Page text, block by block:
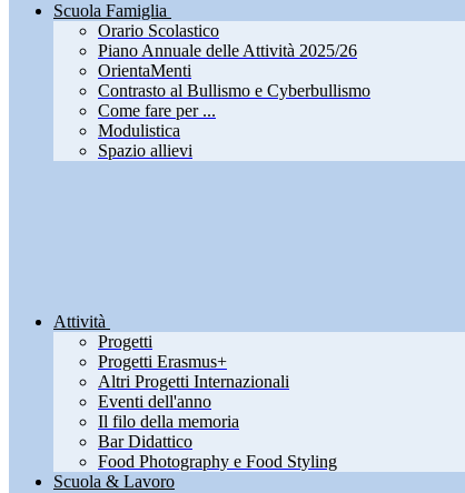
Scuola Famiglia
Orario Scolastico
Piano Annuale delle Attività 2025/26
OrientaMenti
Contrasto al Bullismo e Cyberbullismo
Come fare per ...
Modulistica
Spazio allievi
Attività
Progetti
Progetti Erasmus+
Altri Progetti Internazionali
Eventi dell'anno
Il filo della memoria
Bar Didattico
Food Photography e Food Styling
Scuola & Lavoro